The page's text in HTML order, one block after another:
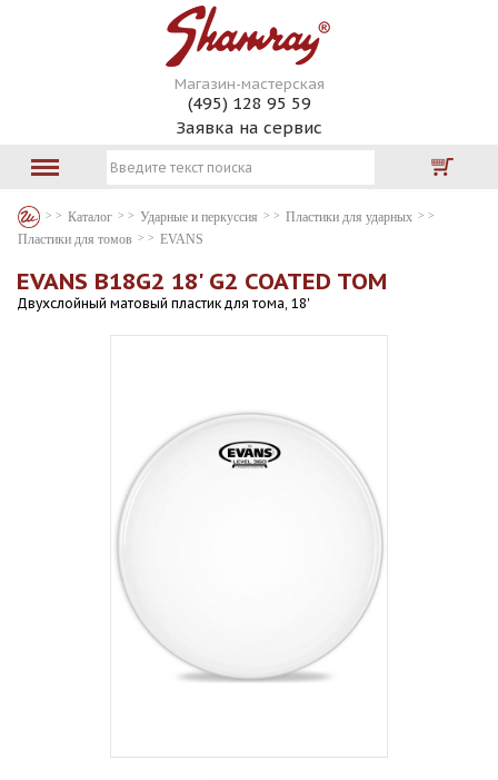
Магазин-мастерская
(495) 128 95 59
Заявка на сервис
Каталог Ударные и перкуссия
Пластики для ударных
Пластики для томов
EVANS
EVANS B18G2 18' G2 COATED TOM
Двухслойный матовый пластик для тома, 18'